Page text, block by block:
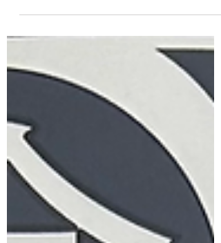
日々熱心に運動に励まれております😊そん
な皆様の頑張られるお姿に、我々スタッフは
いつも元気を頂いております‼️ まだまだ寒い
日が続きますが、寒さに負けず、暑い夏に備
えて！何よりご自身のお身体の為に☺️今年も
一緒に運動を頑張りましょう🌠 さて、今日
は節分ということで、、、節分のお豆を満先
生から利用者さんへ配られました🕊 お豆を
食べて、今年も皆さんが健康で過ごせますよ
うに✨ #ローフィットネス#フィットネス#
健康増進施設#指定運動療法施設#体操健康
寿命健康体操健康コグニサイズ#コンディシ
ョニング#パーソナルトレーニング#ルーシ
ーダットン#ロコモ予防#フレイル予防#認知